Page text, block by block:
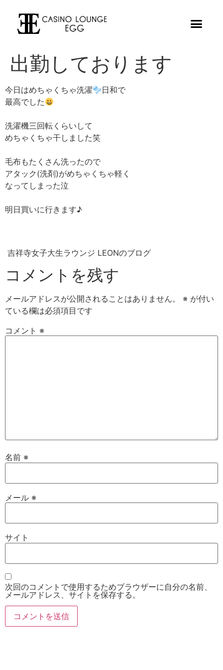
出勤しております
今日はめちゃくちゃ洗濯
日和で
最高でした
洗濯機三回転くらいして
めちゃくちゃ干しました笑
毛布もたくさん洗ったので
アタック(洗剤)がめちゃくちゃ軽く
なってしまった泣
明日買いに行きます♪
吉祥寺女子大生ラウンジ LEONのブログ
コメントを残す
メールアドレスが公開されることはありません。 ※ が付い
ている欄は必須項目です
コメント ※
名前 ※
メール ※
サイト
次回のコメントで使用するためブラウザーに自分の名前、
メールアドレス、サイトを保存する。